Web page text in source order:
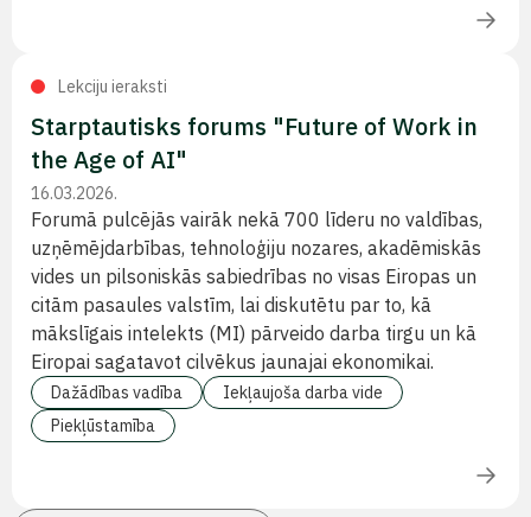
Lekciju ieraksti
Starptautisks forums "Future of Work in
the Age of AI"
16.03.2026.
Forumā pulcējās vairāk nekā 700 līderu no valdības,
uzņēmējdarbības, tehnoloģiju nozares, akadēmiskās
vides un pilsoniskās sabiedrības no visas Eiropas un
citām pasaules valstīm, lai diskutētu par to, kā
mākslīgais intelekts (MI) pārveido darba tirgu un kā
Eiropai sagatavot cilvēkus jaunajai ekonomikai.
Dažādības vadība
Iekļaujoša darba vide
Piekļūstamība